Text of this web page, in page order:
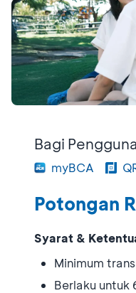
Bagi Pengguna
myBCA
Potongan
Syarat &
Minimum
Berlaku untuk